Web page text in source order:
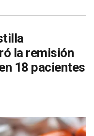
la remisión
18 pacientes